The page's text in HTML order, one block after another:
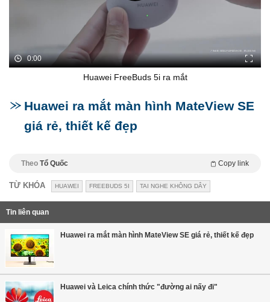
0:00
Huawei FreeBuds 5i ra mắt
Huawei ra mắt màn hình MateView SE
giá rẻ, thiết kế đẹp
Theo Tổ Quốc Copy link
TỪ KHÓA HUAWEI FREEBUDS 5I TAI NGHE KHÔNG DÂY
Tin liên quan
Huawei ra mắt màn hình MateView SE giá rẻ, thiết kế đẹp
Huawei và Leica chính thức "đường ai nấy đi"